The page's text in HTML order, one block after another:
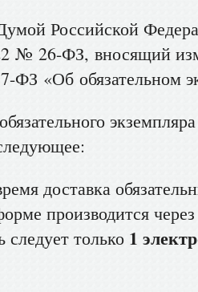
Российской
№ 26-ФЗ, вносящий
ФЗ «Об обязательном
доставка
производится
следует только 1